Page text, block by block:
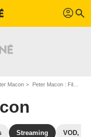
profil search
Macon Peter Macon : Films et séries online
Streaming VOD,